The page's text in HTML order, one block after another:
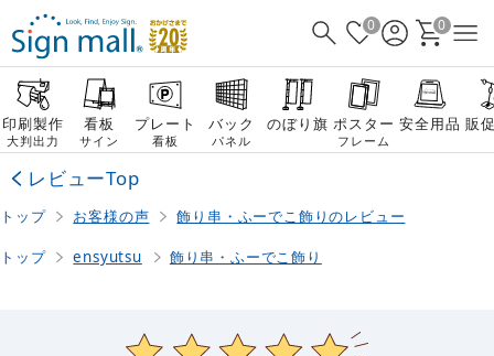
0 0
印刷製作
大判出力
看板
サイン
プレート
看板
バック
パネル
のぼり旗 ポスター
フレーム
安全用品 販
レビューTop
トップ お客様の声 飾り串・ふーでこ飾りのレビュー
トップ ensyutsu 飾り串・ふーでこ飾り